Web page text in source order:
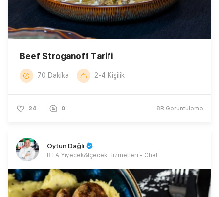
Beef Stroganoff Tarifi
70 Dakika 2-4 Kişilik
24 0 8B Görüntüleme
Oytun Dağlı
BTA Yiyecek&İçecek Hizmetleri - Chef